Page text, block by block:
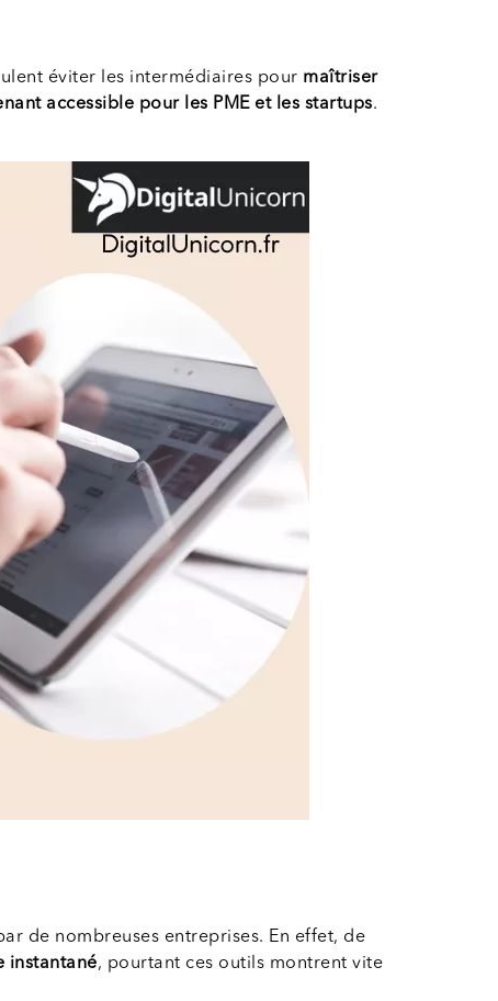
éviter les intermédiaires pour maîtriser
accessible pour les PME et les startups.
de nombreuses entreprises. En effet, de
instantané, pourtant ces outils montrent vite